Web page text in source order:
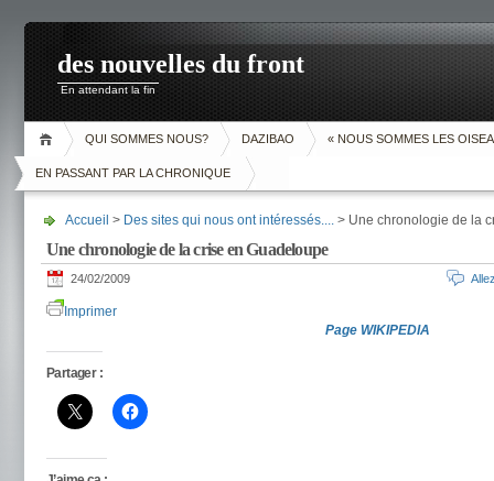
des nouvelles du front
En attendant la fin
QUI SOMMES NOUS? DAZIBAO « NOUS SOMMES LES
EN PASSANT PAR LA CHRONIQUE
Accueil > Des sites qui nous ont intéressés.... > Une chronologie de la
Une chronologie de la crise en Guadeloupe
24/02/2009
Imprimer
Page WIKIPEDIA
Partager :